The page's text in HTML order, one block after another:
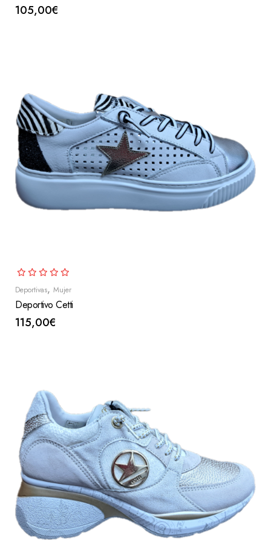
105,00€
Deportivas, Mujer
Deportivo Cetti
115,00€